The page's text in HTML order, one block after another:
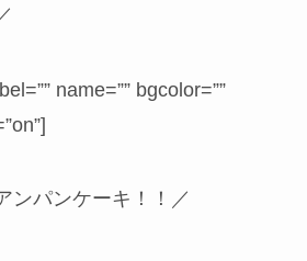
name=”” bgcolor=””
ンパンケーキ！！／